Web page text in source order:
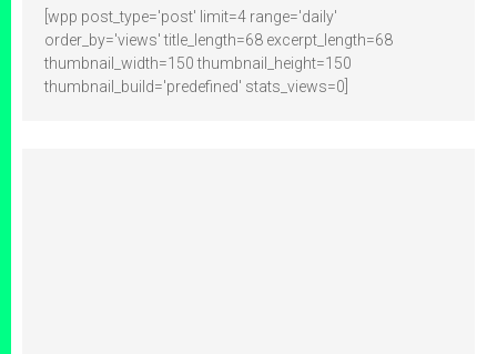
[wpp post_type='post' limit=4 range='daily'
order_by='views' title_length=68 excerpt_length=68
thumbnail_width=150 thumbnail_height=150
thumbnail_build='predefined' stats_views=0]